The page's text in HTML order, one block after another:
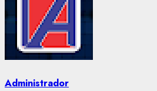
Administrador